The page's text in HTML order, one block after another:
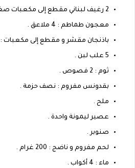
2 رغيف لبناني مقطع إلى مكعبات صغيرة.
معجون طماطم : 4 ملاعق .
باذنجان مقشر و مقطع إلى مكعبات : 3 حبات .
5 علب لبن .
ثوم : 2 فصوص .
بقدونس مفروم : نصف حزمة .
ملح .
عصير ليمونة واحدة .
صنوبر .
لحم مفروم و ناضج : 200 غرام .
ماء : 4 أكواب .